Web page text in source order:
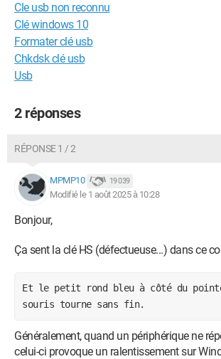
Cle usb non reconnu
Clé windows 10
Formater clé usb
Chkdsk clé usb
Usb
2 réponses
RÉPONSE 1 / 2
MPMP10 19 039
Modifié le 1 août 2025 à 10:28
Bonjour,
Ça sent la clé HS (défectueuse...) dans ce
Et le petit rond bleu à côté du
souris tourne sans fin.
Généralement, quand un périphérique ne
celui-ci provoque un ralentissement sur